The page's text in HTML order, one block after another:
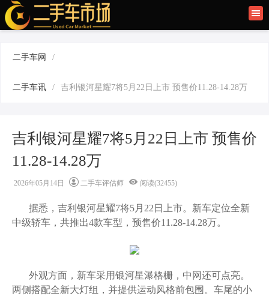
首页
二手车网 /
二手车讯 / 吉利银河星耀7将5月22日上市 预售价11.28-14.28万
吉利银河星耀7将5月22日上市 预售价
11.28-14.28万
2026年05月14日 二手车评估师 阅读(32455)
据悉，吉利银河星耀7将5月22日上市。 新车定位全新
中级轿车 ，共推出4款车型，预售价11.28-14.28万。
外观方面，新车采用银河星瀑格栅，中网还可点亮。
两侧搭配全新大灯组，并提供运动风格前包围。车尾的小